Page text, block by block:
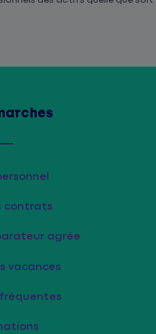
contrats
agrée
vacances